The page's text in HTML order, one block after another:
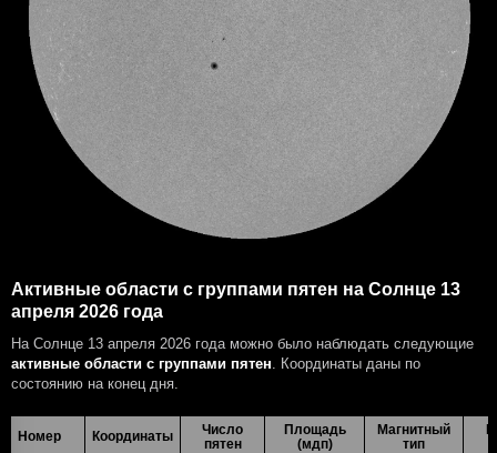
Активные области с группами пятен на Солнце 13
апреля 2026 года
На Солнце 13 апреля 2026 года можно было наблюдать следующие
активные области с группами пятен . Координаты даны по
состоянию на конец дня.
Номер Координаты
Число
пятен
Площадь
(мдп)
Магнитный
тип
В